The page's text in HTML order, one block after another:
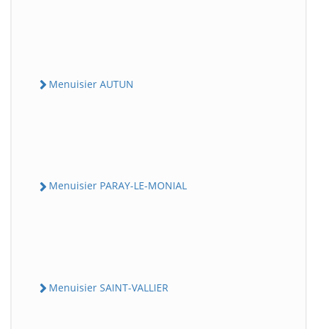
Menuisier AUTUN
Menuisier PARAY-LE-MONIAL
Menuisier SAINT-VALLIER